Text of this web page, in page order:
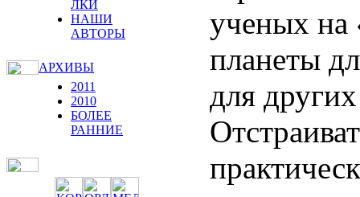
ЛКИ
НАШИ
АВТОРЫ
АРХИВЫ
2011
2010
БОЛЕЕ
РАННИЕ
ученых на
планеты
для